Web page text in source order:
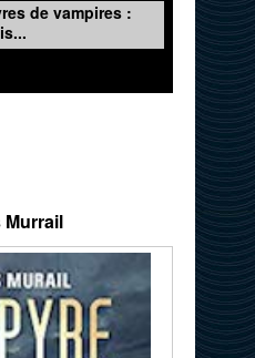
de vampires :